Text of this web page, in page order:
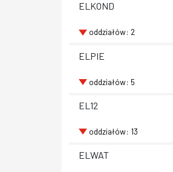
ELKOND
oddziałów: 2
ELPIE
oddziałów: 5
EL12
oddziałów: 13
ELWAT